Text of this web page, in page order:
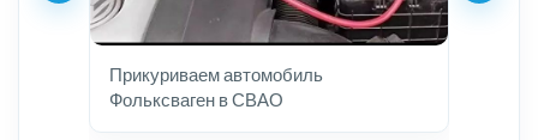
Прикуриваем автомобиль
Фольксваген в СВАО